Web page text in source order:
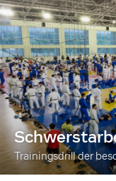
Trainingsdrill der